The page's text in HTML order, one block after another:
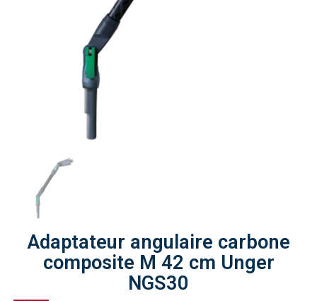
Adaptateur angulaire carbone
composite M 42 cm Unger
NGS30